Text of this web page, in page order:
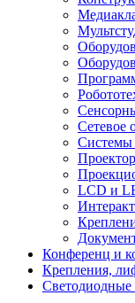
Сетевое
Системы
LCD и
Конференц и
Крепления,
Светодиодные